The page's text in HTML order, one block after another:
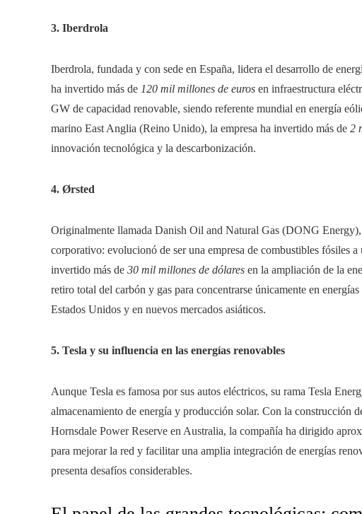
3. Iberdrola
Iberdrola, fundada y con sede en España, lidera el desarrollo de
ha invertido más de 120 mil millones de euros en infraestructura
GW de capacidad renovable, siendo referente mundial en energía
marino East Anglia (Reino Unido), la empresa ha invertido más de 2
innovación tecnológica y la descarbonización.
4. Ørsted
Originalmente llamada Danish Oil and Natural Gas (DONG
corporativo: evolucionó de ser una empresa de combustibles fósiles
invertido más de 30 mil millones de dólares en la ampliación de la
retiro total del carbón y gas para concentrarse únicamente en
Estados Unidos y en nuevos mercados asiáticos.
5. Tesla y su influencia en las energías renovables
Aunque Tesla es famosa por sus autos eléctricos, su rama Tesla
almacenamiento de energía y producción solar. Con la construcción
Hornsdale Power Reserve en Australia, la compañía ha dirigido
para mejorar la red y facilitar una amplia integración de energías
presenta desafíos considerables.